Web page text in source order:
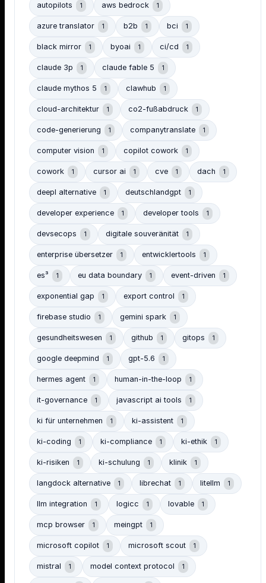
autopilots 1 aws bedrock 1
azure translator 1 b2b 1 bci 1
black mirror 1 byoai 1 ci/cd 1
claude 3p 1 claude fable 5 1
claude mythos 5 1 clawhub 1
cloud-architektur 1 co2-fußabdruck 1
code-generierung 1 companytranslate 1
computer vision 1 copilot cowork 1
cowork 1 cursor ai 1 cve 1 dach 1
deepl alternative 1 deutschlandgpt 1
developer experience 1 developer tools 1
devsecops 1 digitale souveränität 1
enterprise übersetzer 1 entwicklertools 1
es³ 1 eu data boundary 1 event-driven 1
exponential gap 1 export control 1
firebase studio 1 gemini spark 1
gesundheitswesen 1 github 1 gitops 1
google deepmind 1 gpt-5.6 1
hermes agent 1 human-in-the-loop 1
it-governance 1 javascript ai tools 1
ki für unternehmen 1 ki-assistent 1
ki-coding 1 ki-compliance 1 ki-ethik 1
ki-risiken 1 ki-schulung 1 klinik 1
langdock alternative 1 librechat 1 litellm 1
llm integration 1 logicc 1 lovable 1
mcp browser 1 meingpt 1
microsoft copilot 1 microsoft scout 1
mistral 1 model context protocol 1